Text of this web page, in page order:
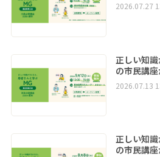
2026.07.27
正しい知
の市民講
2026.07.13
正しい知
の市民講